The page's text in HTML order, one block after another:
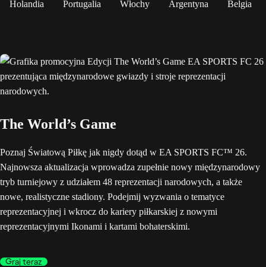
Holandia Portugalia Włochy Argentyna Belgia
The World’s Game
Poznaj Światową Piłkę jak nigdy dotąd w EA SPORTS FC™ 26.
Najnowsza aktualizacja wprowadza zupełnie nowy międzynarodowy
tryb turniejowy z udziałem 48 reprezentacji narodowych, a także
nowe, realistyczne stadiony. Podejmij wyzwania o tematyce
reprezentacyjnej i wkrocz do kariery piłkarskiej z nowymi
reprezentacyjnymi Ikonami i kartami bohaterskimi.
Graj teraz